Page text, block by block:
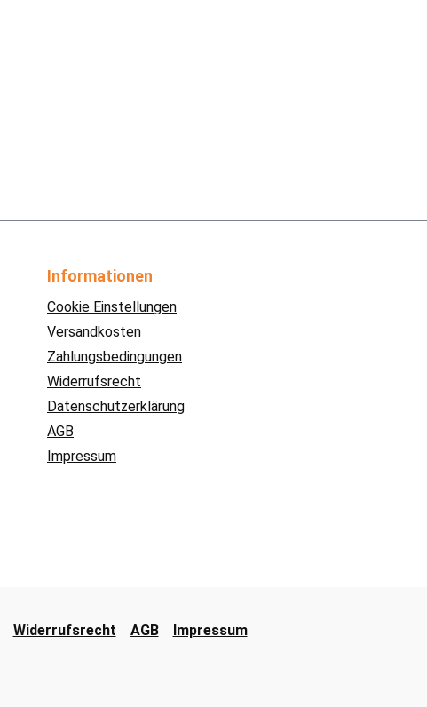
Informationen
Cookie Einstellungen
Versandkosten
Zahlungsbedingungen
Widerrufsrecht
Datenschutzerklärung
AGB
Impressum
Widerrufsrecht AGB Impressum